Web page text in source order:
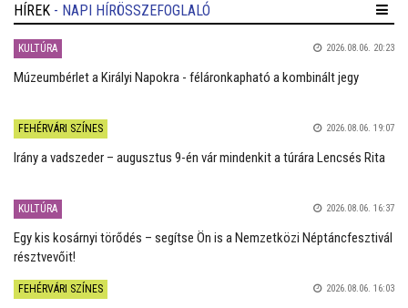
HÍREK - NAPI HÍRÖSSZEFOGLALÓ
KULTÚRA 2026.08.06. 20:23
Múzeumbérlet a Királyi Napokra - féláronkapható a kombinált jegy
FEHÉRVÁRI SZÍNES 2026.08.06. 19:07
Irány a vadszeder – augusztus 9-én vár mindenkit a túrára Lencsés Rita
KULTÚRA 2026.08.06. 16:37
Egy kis kosárnyi törődés – segítse Ön is a Nemzetközi Néptáncfesztivál
résztvevőit!
FEHÉRVÁRI SZÍNES 2026.08.06. 16:03